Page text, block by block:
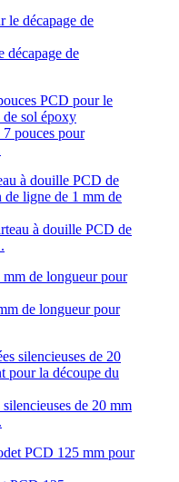
décapage de
pouces pour
à douille PCD de
de longueur pour
de 20 mm